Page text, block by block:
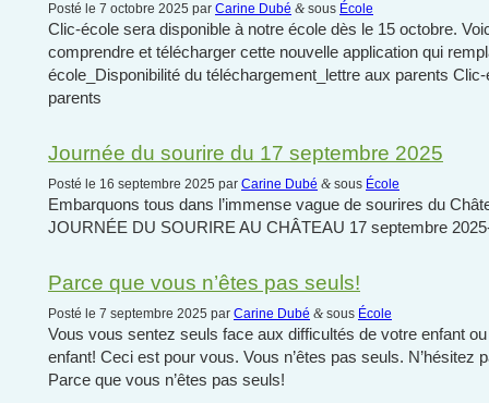
Posté le 7 octobre 2025 par Carine Dubé & sous École
Clic-école sera disponible à notre école dès le 15 octobre.
comprendre et télécharger cette nouvelle application qui
école_Disponibilité du téléchargement_lettre aux parents
parents
Journée du sourire du 17 septembre 2025
Posté le 16 septembre 2025 par Carine Dubé & sous École
Embarquons tous dans l’immense vague de sourires du
JOURNÉE DU SOURIRE AU CHÂTEAU 17 septembre
Parce que vous n’êtes pas seuls!
Posté le 7 septembre 2025 par Carine Dubé & sous École
Vous vous sentez seuls face aux difficultés de votre enfant
enfant! Ceci est pour vous. Vous n’êtes pas seuls. N’hésitez
Parce que vous n’êtes pas seuls!